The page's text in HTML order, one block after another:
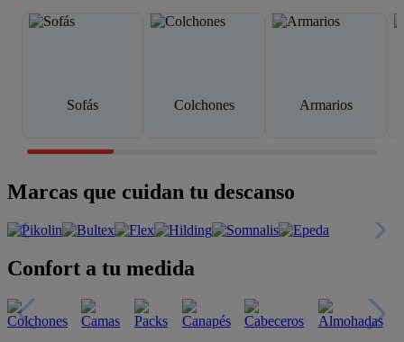
Sofás Colchones Armarios
Marcas que cuidan tu descanso
Confort a tu medida